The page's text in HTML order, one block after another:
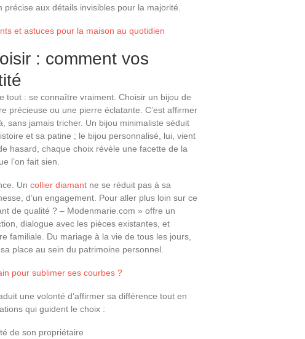
aux détails invisibles pour la majorité.
et astuces pour la maison au quotidien
: comment vos
tout : se connaître vraiment. Choisir un bijou de
précieuse ou une pierre éclatante. C’est affirmer
sans jamais tricher. Un bijou minimaliste séduit
et sa patine ; le bijou personnalisé, lui, vient
hasard, chaque choix révèle une facette de la
l’on fait sien.
Un collier diamant ne se réduit pas à sa
d’un engagement. Pour aller plus loin sur ce
de qualité ? – Modenmarie.com » offre un
dialogue avec les pièces existantes, et
familiale. Du mariage à la vie de tous les jours,
place au sein du patrimoine personnel.
pour sublimer ses courbes ?
une volonté d’affirmer sa différence tout en
qui guident le choix :
de son propriétaire